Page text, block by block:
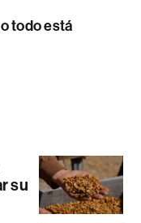
todo está
su